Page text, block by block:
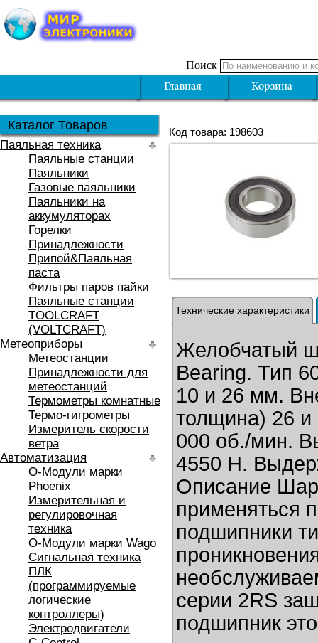
Поиск
Каталог Товаров
Паяльная техника
Паяльные станции
Паяльники
Газовые паяльники
Паяльники на
аккумуляторах
Горелки
Принадлежности
Припой&Паяльная
паста
Фильтры паров пайки
Паяльные станции
TOOLCRAFT
(VOLTCRAFT)
Метеоприборы
Метеостанции
Принадлежности для
метеостанций
Термометры комнатные
Термо-гигрометры
Измеритель скорости
ветра
Автоматизация
O-Модули марки
Phoenix
Измерительная и
регулировочная
техника
O-Модули марки Wago
Сигнальная техника
ПЛК
(программируемые
логические
контроллеры)
Электродвигатели
Код товара: 198603
Технические характеристики
Желобчатый
Bearing. Тип
10 и 26 мм.
толщина) 26
000 об./мин.
4550 Н.
Описание
применяться
подшипники
серии 2RS
подшипник